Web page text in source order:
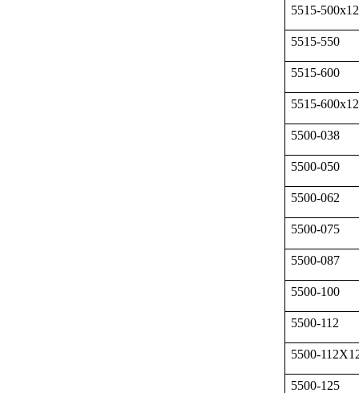
5515-500x12
5515-550
5515-600
5515-600x12
5500-038
5500-050
5500-062
5500-075
5500-087
5500-100
5500-112
5500-
5500-125